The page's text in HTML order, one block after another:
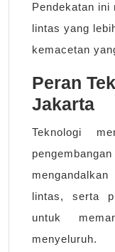
Pendekatan ini
lintas yang
kemacetan
Peran
Jakarta
Teknologi
lintas, serta
untuk
menyeluruh.